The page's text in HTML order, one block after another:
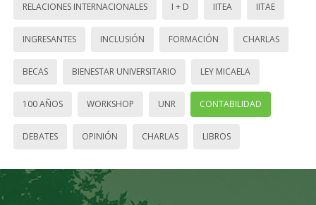
RELACIONES INTERNACIONALES I + D IITEA IITAE
INGRESANTES INCLUSIÓN FORMACIÓN CHARLAS
BECAS BIENESTAR UNIVERSITARIO LEY MICAELA
100 AÑOS WORKSHOP UNR CONTABILIDAD
DEBATES OPINIÓN CHARLAS LIBROS